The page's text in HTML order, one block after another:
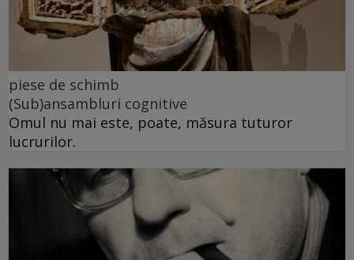
piese de schimb
(Sub)ansambluri cognitive
Omul nu mai este, poate, măsura tuturor
lucrurilor.